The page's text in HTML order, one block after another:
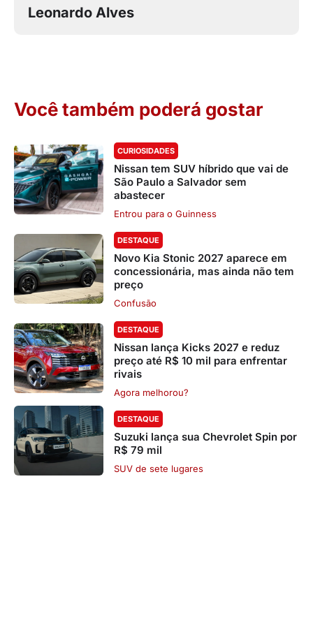
Leonardo Alves
Você também poderá gostar
CURIOSIDADES
Nissan tem SUV híbrido que vai de
São Paulo a Salvador sem
abastecer
Entrou para o Guinness
DESTAQUE
Novo Kia Stonic 2027 aparece em
concessionária, mas ainda não tem
preço
Confusão
DESTAQUE
Nissan lança Kicks 2027 e reduz
preço até R$ 10 mil para enfrentar
rivais
Agora melhorou?
DESTAQUE
Suzuki lança sua Chevrolet Spin por
R$ 79 mil
SUV de sete lugares